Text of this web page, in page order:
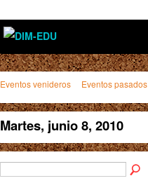
Eventos venideros Eventos pasados
Martes, junio 8, 2010